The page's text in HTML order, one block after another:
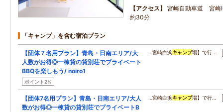
アクセス
宮崎自動車道 宮崎
約30分
「キャンプ」を含む宿泊プラン
【団体７名用プラン】青島・日南エリア/大
人数がお得◎一棟貸の貸別荘でプライベート
BBQを楽しもう/ noiro1
ポイント2%
…宮崎白浜キャンプ場】で行…
【団体7名用プラン】青島・日南エリア/大人
数がお得◎一棟貸の貸別荘でプライベートB
…宮崎白浜キャンプ場】で行…